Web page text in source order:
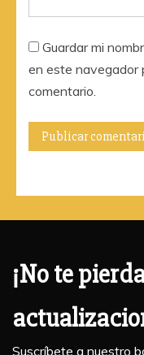
Guardar mi
en este navegador
comentario.
¡No te
Suscríbete a nuestro